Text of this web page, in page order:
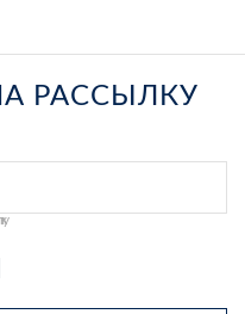
РАССЫЛКУ